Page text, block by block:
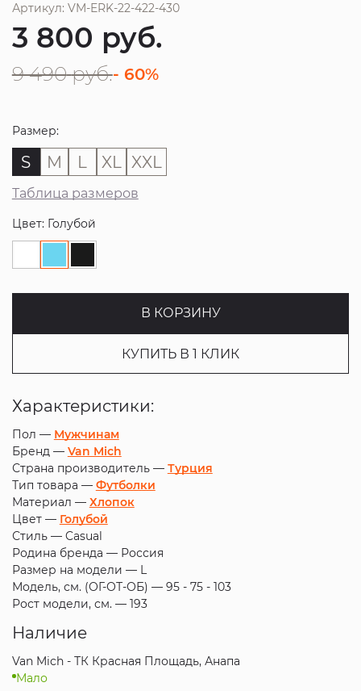
Артикул: VM-ERK-22-422-430
3 800 руб.
9 490 руб.- 60%
Размер:
S M L XL XXL
Таблица размеров
Цвет: Голубой
В КОРЗИНУ
КУПИТЬ В 1 КЛИК
Характеристики:
Пол — Мужчинам
Бренд — Van Mich
Страна производитель — Турция
Тип товара — Футболки
Материал — Хлопок
Цвет — Голубой
Стиль — Casual
Родина бренда — Россия
Размер на модели — L
Модель, см. (ОГ-ОТ-ОБ) — 95 - 75 - 103
Рост модели, см. — 193
Наличие
Van Mich - ТК Красная Площадь, Анапа
Мало